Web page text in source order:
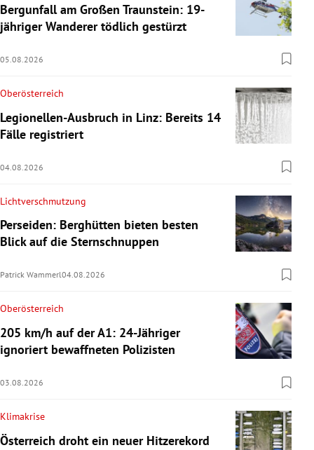
Bergunfall am Großen Traunstein: 19-
jähriger Wanderer tödlich gestürzt
05.08.2026
Oberösterreich
Legionellen-Ausbruch in Linz: Bereits 14
Fälle registriert
04.08.2026
Lichtverschmutzung
Perseiden: Berghütten bieten besten
Blick auf die Sternschnuppen
Patrick Wammerl04.08.2026
Oberösterreich
205 km/h auf der A1: 24-Jähriger
ignoriert bewaffneten Polizisten
03.08.2026
Klimakrise
Österreich droht ein neuer Hitzerekord